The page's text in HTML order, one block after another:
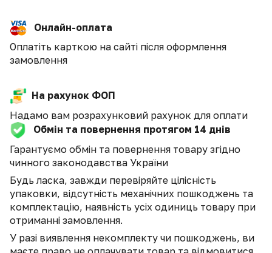
Онлайн-оплата
Оплатіть карткою на сайті після оформлення
замовлення
На рахунок ФОП
Надамо вам розрахунковий рахунок для оплати
Обмін та повернення протягом 14 днів
Гарантуємо обмін та повернення товару згідно
чинного законодавства України
Будь ласка, завжди перевіряйте цілісність
упаковки, відсутність механічних пошкоджень та
комплектацію, наявність усіх одиниць товару при
отриманні замовлення.
У разі виявлення некомплекту чи пошкоджень, ви